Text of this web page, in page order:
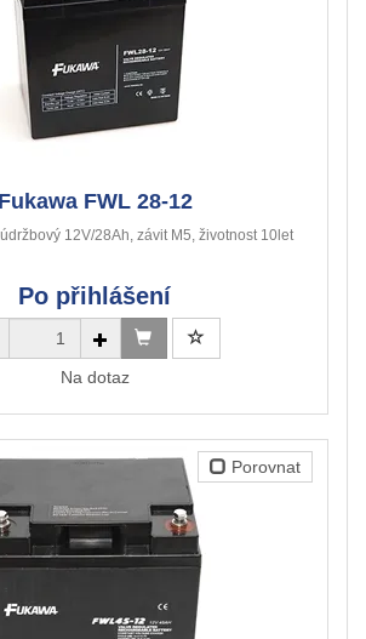
Fukawa FWL 28-12
12V/28Ah, závit M5, životnost 10let
Po přihlášení
Na dotaz
Porovnat